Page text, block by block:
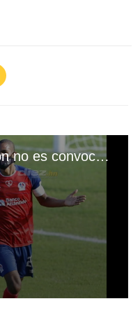
¿Por qué Jerry Bengtson no es convocado a la Selección de Honduras a pesar de sus números?